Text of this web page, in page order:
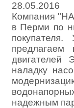
28.05.2016
Компания
в Перми по
наладку
надежным